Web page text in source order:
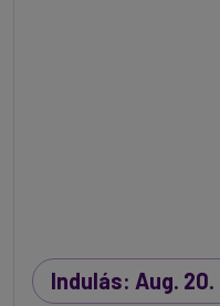
Indulás: Aug. 20.